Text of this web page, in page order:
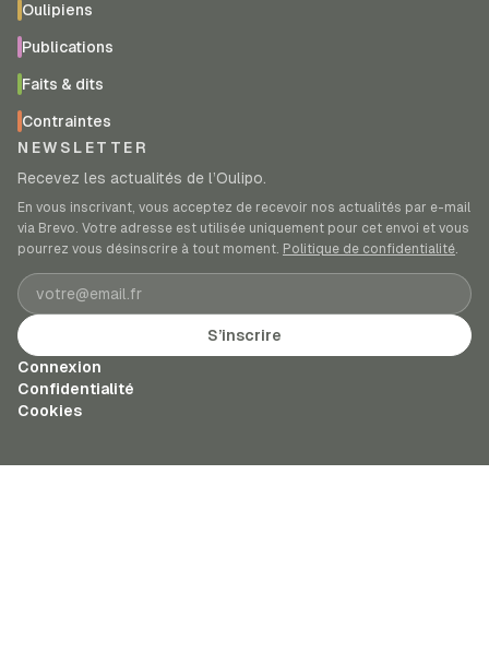
Oulipiens
Publications
Faits & dits
Contraintes
NEWSLETTER
Recevez les actualités de l’Oulipo.
En vous inscrivant, vous acceptez de recevoir nos actualités par e-mail
via Brevo. Votre adresse est utilisée uniquement pour cet envoi et vous
pourrez vous désinscrire à tout moment. Politique de confidentialité.
Adresse e-mail
S’inscrire
Connexion
Confidentialité
Cookies